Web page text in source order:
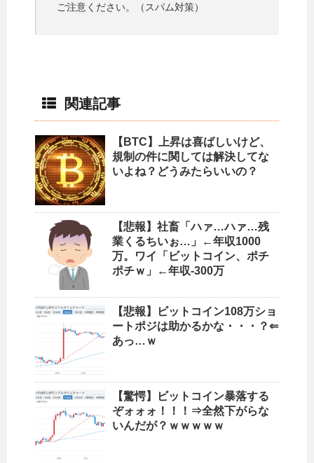
ご注意ください。（スパム対策）
関連記事
【BTC】上昇は喜ばしいけど、
規制の件に関しては解決してな
いよね？どうみたらいいの？
【悲報】社畜「ハァ…ハァ…残
業くるちいぉ…」←年収1000
万。ワイ「ビットコイン、ポチ
ポチｗ」←年収-300万
【悲報】ビットコイン108万ショ
ートポジは助かるかな・・・？⇐
あっ…ｗ
【驚愕】ビットコイン暴落する
ぞォォォ！！！⇒全然下がらな
いんだが？ｗｗｗｗｗ